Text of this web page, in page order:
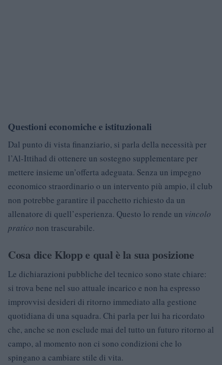
Questioni economiche e istituzionali
Dal punto di vista finanziario, si parla della necessità per
l’Al-Ittihad di ottenere un sostegno supplementare per
mettere insieme un’offerta adeguata. Senza un impegno
economico straordinario o un intervento più ampio, il club
non potrebbe garantire il pacchetto richiesto da un
allenatore di quell’esperienza. Questo lo rende un vincolo
pratico non trascurabile.
Cosa dice Klopp e qual è la sua posizione
Le dichiarazioni pubbliche del tecnico sono state chiare:
si trova bene nel suo attuale incarico e non ha espresso
improvvisi desideri di ritorno immediato alla gestione
quotidiana di una squadra. Chi parla per lui ha ricordato
che, anche se non esclude mai del tutto un futuro ritorno al
campo, al momento non ci sono condizioni che lo
spingano a cambiare stile di vita.